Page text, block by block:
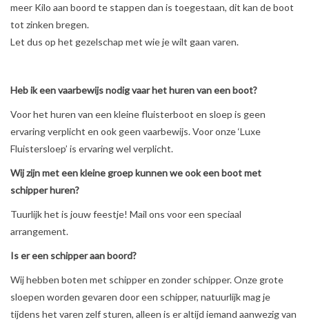
meer Kilo aan boord te stappen dan is toegestaan, dit kan de boot
tot zinken bregen.
Let dus op het gezelschap met wie je wilt gaan varen.
Heb ik een vaarbewijs nodig vaar het huren van een boot?
Voor het huren van een kleine fluisterboot en sloep is geen
ervaring verplicht en ook geen vaarbewijs. Voor onze ‘Luxe
Fluistersloep’ is ervaring wel verplicht.
Wij zijn met een kleine groep kunnen we ook een boot met
schipper huren?
Tuurlijk het is jouw feestje! Mail ons voor een speciaal
arrangement.
Is er een schipper aan boord?
Wij hebben boten met schipper en zonder schipper. Onze grote
sloepen worden gevaren door een schipper, natuurlijk mag je
tijdens het varen zelf sturen, alleen is er altijd iemand aanwezig van